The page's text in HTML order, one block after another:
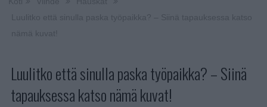
Luulitko että sinulla paska työpaikka? – Siinä
tapauksessa katso nämä kuvat!